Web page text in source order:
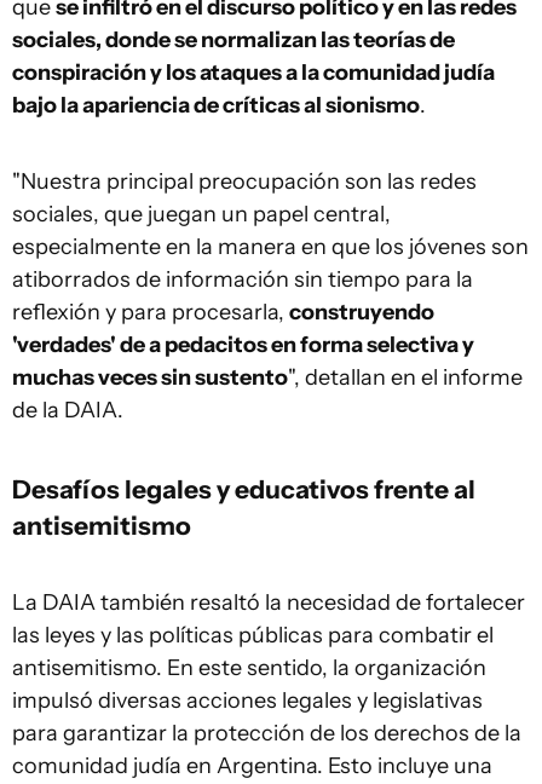
quese infiltró en el discurso político y en las redes
sociales, donde se normalizan las teorías de
conspiración y los ataques a la comunidad judía
bajo la apariencia de críticas al sionismo.
"Nuestra principal preocupación son las redes
sociales, que juegan un papel central,
especialmente en la manera en que los jóvenes son
atiborrados de información sin tiempo para la
reflexión y para procesarla, construyendo
'verdades' de a pedacitos en forma selectiva y
muchas veces sin sustento", detallan en el informe
de la DAIA.
Desafíos legales y educativos frente al
antisemitismo
La DAIA también resaltó la necesidad de fortalecer
las leyes y las políticas públicas para combatir el
antisemitismo. En este sentido, la organización
impulsó diversas acciones legales y legislativas
para garantizar la protección de los derechos de la
comunidad judía en Argentina. Esto incluye una